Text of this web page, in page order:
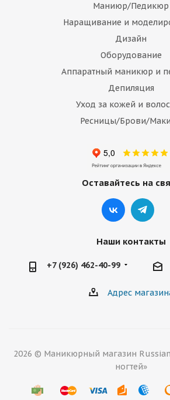
Маниюр/Педикюр
Наращивание и
Дизайн
Оборудование
Аппаратный маникюр и
Депиляция
Уход за кожей и
Ресницы/Брови/
Оставайтесь на
Наши контакты
+7 (926) 462-40-99
Адрес
2026 © Маникюрный магазин
ногтей»